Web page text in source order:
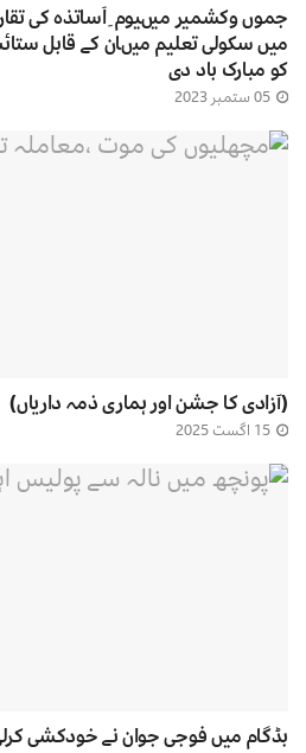
جموں وکشمیر میںیوم ِ اَساتذہ کی
میں سکولی تعلیم میںان کے قابل
کو مبارک باد دی
(آزادی کا جشن اور ہماری ذمہ داریاں)
بڈگام میں فوجی جوان نے خودکشی